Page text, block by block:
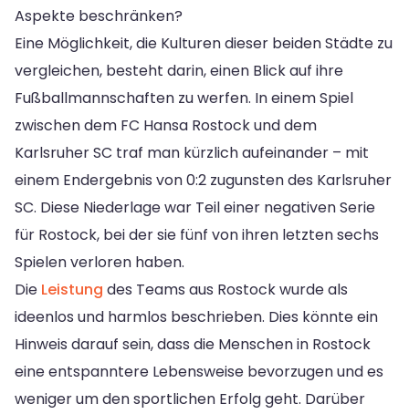
Aspekte beschränken?
Eine Möglichkeit, die Kulturen dieser beiden Städte zu
vergleichen, besteht darin, einen Blick auf ihre
Fußballmannschaften zu werfen. In einem Spiel
zwischen dem FC Hansa Rostock und dem
Karlsruher SC traf man kürzlich aufeinander – mit
einem Endergebnis von 0:2 zugunsten des Karlsruher
SC. Diese Niederlage war Teil einer negativen Serie
für Rostock, bei der sie fünf von ihren letzten sechs
Spielen verloren haben.
Die Leistung des Teams aus Rostock wurde als
ideenlos und harmlos beschrieben. Dies könnte ein
Hinweis darauf sein, dass die Menschen in Rostock
eine entspanntere Lebensweise bevorzugen und es
weniger um den sportlichen Erfolg geht. Darüber